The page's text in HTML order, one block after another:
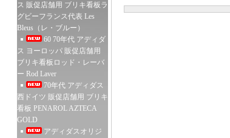
ス 販促店舗用 ブリキ看板ラ
グビーフランス代表 Les
Bleus（レ・ブルー）
60 70年代 アディダ
ス ヨーロッパ 販促店舗用
ブリキ看板ロッド・レーバ
ー Rod Laver
70年代 アディダス
西ドイツ 販促店舗用 ブリキ
看板 PENAROL AZTECA
GOLD
アディダスオリジ